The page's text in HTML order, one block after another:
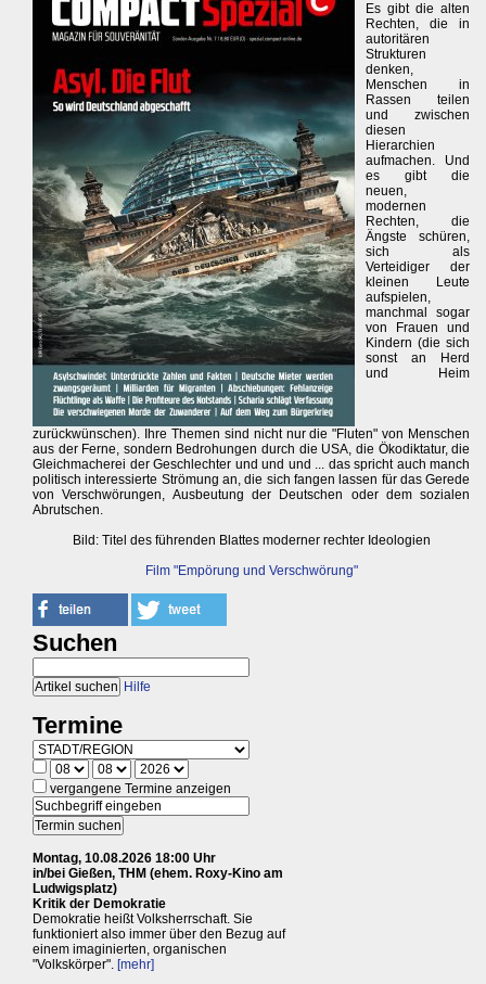
Es gibt die alten
Rechten, die in
autoritären
Strukturen
denken,
Menschen in
Rassen teilen
und zwischen
diesen
Hierarchien
aufmachen. Und
es gibt die
neuen,
modernen
Rechten, die
Ängste schüren,
sich als
Verteidiger der
kleinen Leute
aufspielen,
manchmal sogar
von Frauen und
Kindern (die sich
sonst an Herd
und Heim
zurückwünschen). Ihre Themen sind nicht nur die "Fluten" von Menschen
aus der Ferne, sondern Bedrohungen durch die USA, die Ökodiktatur, die
Gleichmacherei der Geschlechter und und und ... das spricht auch manch
politisch interessierte Strömung an, die sich fangen lassen für das Gerede
von Verschwörungen, Ausbeutung der Deutschen oder dem sozialen
Abrutschen.
Bild: Titel des führenden Blattes moderner rechter Ideologien
Film "Empörung und Verschwörung"
Suchen
Hilfe
Termine
vergangene Termine anzeigen
Montag, 10.08.2026 18:00 Uhr
in/bei Gießen, THM (ehem. Roxy-Kino am
Ludwigsplatz)
Kritik der Demokratie
Demokratie heißt Volksherrschaft. Sie
funktioniert also immer über den Bezug auf
einem imaginierten, organischen
"Volkskörper". [mehr]